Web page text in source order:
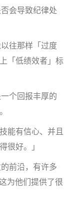
会导致纪律处
往那样「过度
「低绩效者」标
个回报丰厚的
有信心、并且
很好。」
前沿，有许多
为他们提供了很